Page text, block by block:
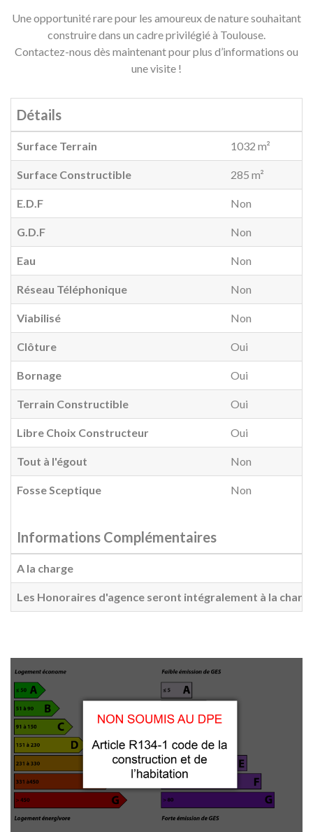
Une opportunité rare pour les amoureux de nature souhaitant
construire dans un cadre privilégié à Toulouse.
Contactez-nous dès maintenant pour plus d’informations ou
une visite !
Détails
Surface Terrain 1032 m²
Surface Constructible 285 m²
E.D.F Non
G.D.F Non
Eau Non
Réseau Téléphonique Non
Viabilisé Non
Clôture Oui
Bornage Oui
Terrain Constructible Oui
Libre Choix Constructeur Oui
Tout à l'égout Non
Fosse Sceptique Non
Informations Complémentaires
A la charge
Les Honoraires d'agence seront intégralement à la